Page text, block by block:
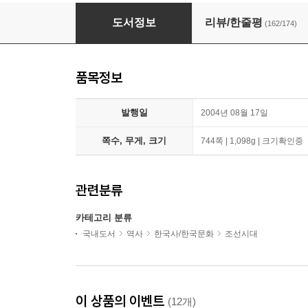
징비록 + 난중일기 세트
도서정보 리뷰/한줄평 (162/174)
품목정보
발행일 2004년 08월 17일
쪽수, 무게, 크기 744쪽 | 1,098g | 크기확인중
관련분류
카테고리 분류
국내도서 역사 한국사/한국문화 조선시대
이 상품의 이벤트 (12개)